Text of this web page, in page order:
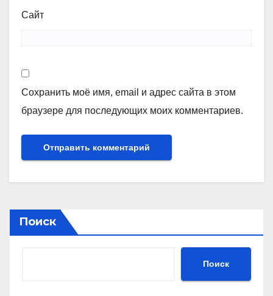
Сайт
Сохранить моё имя, email и адрес сайта в этом
браузере для последующих моих комментариев.
Поиск
Поиск